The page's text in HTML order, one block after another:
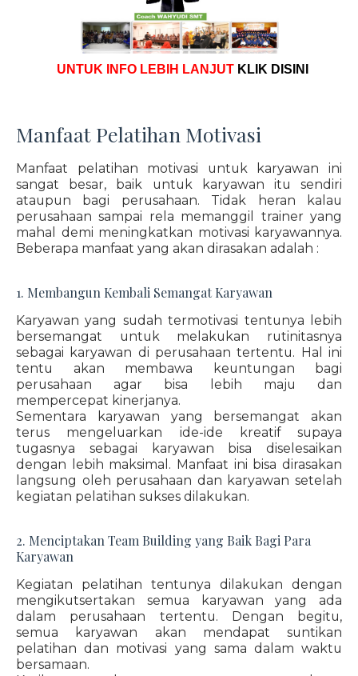
UNTUK INFO LEBIH LANJUT KLIK DISINI
Manfaat Pelatihan Motivasi
Manfaat pelatihan motivasi untuk karyawan ini
sangat besar, baik untuk karyawan itu sendiri
ataupun bagi perusahaan. Tidak heran kalau
perusahaan sampai rela memanggil trainer yang
mahal demi meningkatkan motivasi karyawannya.
Beberapa manfaat yang akan dirasakan adalah :
1. Membangun Kembali Semangat Karyawan
Karyawan yang sudah termotivasi tentunya lebih
bersemangat untuk melakukan rutinitasnya
sebagai karyawan di perusahaan tertentu. Hal ini
tentu akan membawa keuntungan bagi
perusahaan agar bisa lebih maju dan
mempercepat kinerjanya.
Sementara karyawan yang bersemangat akan
terus mengeluarkan ide-ide kreatif supaya
tugasnya sebagai karyawan bisa diselesaikan
dengan lebih maksimal. Manfaat ini bisa dirasakan
langsung oleh perusahaan dan karyawan setelah
kegiatan pelatihan sukses dilakukan.
2. Menciptakan Team Building yang Baik Bagi Para
Karyawan
Kegiatan pelatihan tentunya dilakukan dengan
mengikutsertakan semua karyawan yang ada
dalam perusahaan tertentu. Dengan begitu,
semua karyawan akan mendapat suntikan
pelatihan dan motivasi yang sama dalam waktu
bersamaan.